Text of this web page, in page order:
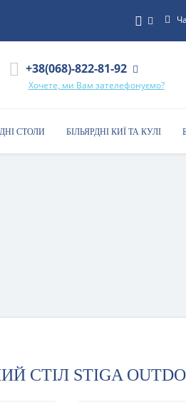
+38(068)-822-81-92
Хочете, ми Вам зателефонуємо?
СТОЛИ БІЛЬЯРДНІ КИЇ ТА КУЛІ
СТІЛ STIGA